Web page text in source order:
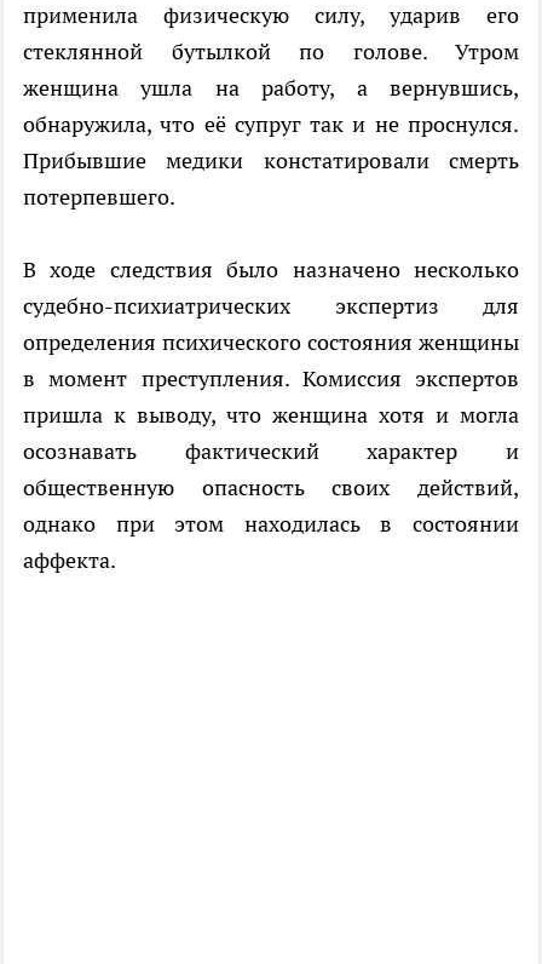
применила физическую силу, ударив его
стеклянной бутылкой по голове. Утром
женщина ушла на работу, а вернувшись,
обнаружила, что её супруг так и не проснулся.
Прибывшие медики констатировали смерть
потерпевшего.
В ходе следствия было назначено несколько
судебно-психиатрических экспертиз для
определения психического состояния женщины
в момент преступления. Комиссия экспертов
пришла к выводу, что женщина хотя и могла
осознавать фактический характер и
общественную опасность своих действий,
однако при этом находилась в состоянии
аффекта.